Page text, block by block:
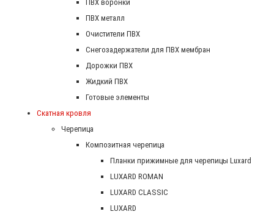
ПВХ воронки
ПВХ металл
Очистители ПВХ
Снегозадержатели для ПВХ мембран
Дорожки ПВХ
Жидкий ПВХ
Готовые элементы
Скатная кровля
Черепица
Композитная черепица
Планки прижимные для черепицы Luxard
LUXARD ROMAN
LUXARD CLASSIC
LUXARD